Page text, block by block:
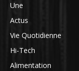
Une
Actus
Vie Quotidienne
Hi-Tech
Alimentation